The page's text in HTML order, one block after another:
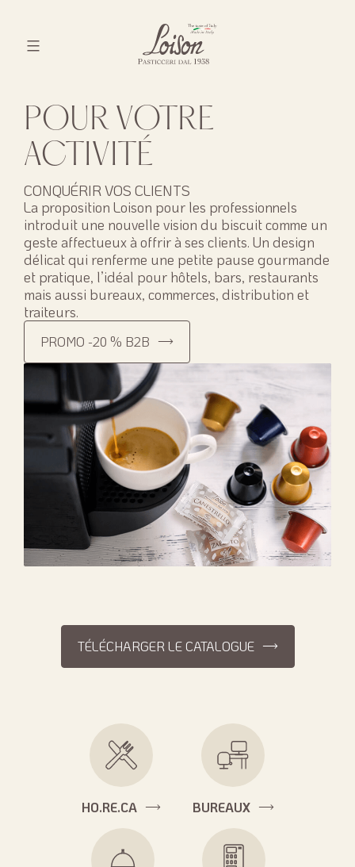
content
POUR VOTRE
ACTIVITÉ
CONQUÉRIR VOS CLIENTS
La proposition Loison pour les professionnels
introduit une nouvelle vision du biscuit comme un
geste affectueux à offrir à ses clients. Un design
délicat qui renferme une petite pause gourmande
et pratique, l’idéal pour hôtels, bars, restaurants
mais aussi bureaux, commerces, distribution et
traiteurs.
PROMO -20 % B2B
TÉLÉCHARGER LE CATALOGUE
HO.RE.CA BUREAUX